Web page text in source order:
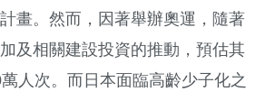
畫。 然而 ， 因著舉辦奧運 ， 隨著
及相關建設投資的推動 ， 預估其
萬人次。 而日本面臨高齡少子化之